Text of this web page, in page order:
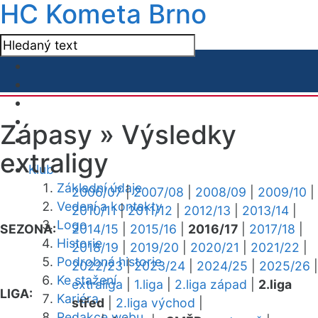
HC Kometa Brno
Klub
Základní údaje
Vedení a kontakty
Logo
Historie
Podrobná historie
Ke stažení
Kariéra
Zápasy » Výsledky
extraligy
SEZONA:
2006/07|2007/08 2008/09 2009/10
2010/11|2011/12 2012/13 2013/14
2014/15
2015/16 2016/17 2017/18
2018/19
2019/20 2020/21 2021/22
2022/23|2023/24 2024/25 2025/26
LIGA:
extraliga 1.liga 2.liga západ
2.liga
střed
2.liga východ